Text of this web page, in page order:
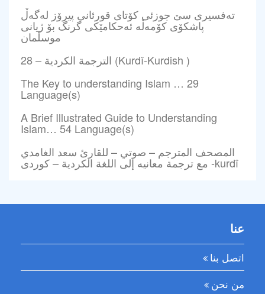
ته‌فسیری سێ جوزئی كۆتای قورئانی پیرۆز له‌گه‌ڵ
پاشكۆی كۆمه‌ڵه‌ ئه‌حكامێكی‌ گرنگ بۆ ژیانی
موسڵمان
28 – الترجمة الكردية (Kurdî-Kurdish )
The Key to understanding Islam … 29
Language(s)
A Brief Illustrated Guide to Understanding
Islam… 54 Language(s)
المصحف المترجم – صوتي – للقارئ سعد الغامدي
مع ترجمة معانيه إلى اللغة الكردية – کوردی -kurdî
عنا
اتصل بنا
من نحن